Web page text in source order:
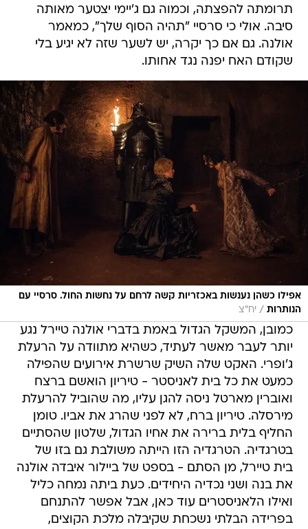
תרומתה להפצתה, וכמוה גם ג'יימי יצטער מאותה
סיבה. אולי כי סרסיי "תהיה הסוף שלך", כמאמר
אולנה. גם אם כך יקרה, יש לשער שזה לא יגיע בלי
שקודם האח יפנה נגד אחותו.
אפילו כשהן נענשות באכזריות קשה לרחם על נחשות החול. סרסיי עם
הנותרות / יח"צ
כמובן, המשקל הגדול באמת בדברי אולנה טיירל נגע
יותר לעבר מאשר לעתיד, כשהיא מתוודה על הרעלת
ג'ופרי. האקט שלה השיק שרשרת אירועים שהפילה
כמעט את כל בית לאניסטר - טיריון הואשם ברצח
ואוברין מארטל ניסה להגן עליו, מה שהוביל להרעלת
מירסלה. טיריון ברח, לא לפני שהרג את אביו. טומן
החליף בלית ברירה את אחיו הגדול, שלטון שהסתיים
בטרגדיה. הטרגדיה הזו הייתה משולבת גם בזו של
בית טיירל, מן הסתם - בספט של ביילור איבדה אולנה
את בנה ושני נכדיה היחידים. כעת ביתה נמחה כליל
ואילו הלאניסטרים עוד כאן, אבל אפשר להתנחם
בפרידה הבלתי נשכחת שקיבלה מלכת הקוצים,